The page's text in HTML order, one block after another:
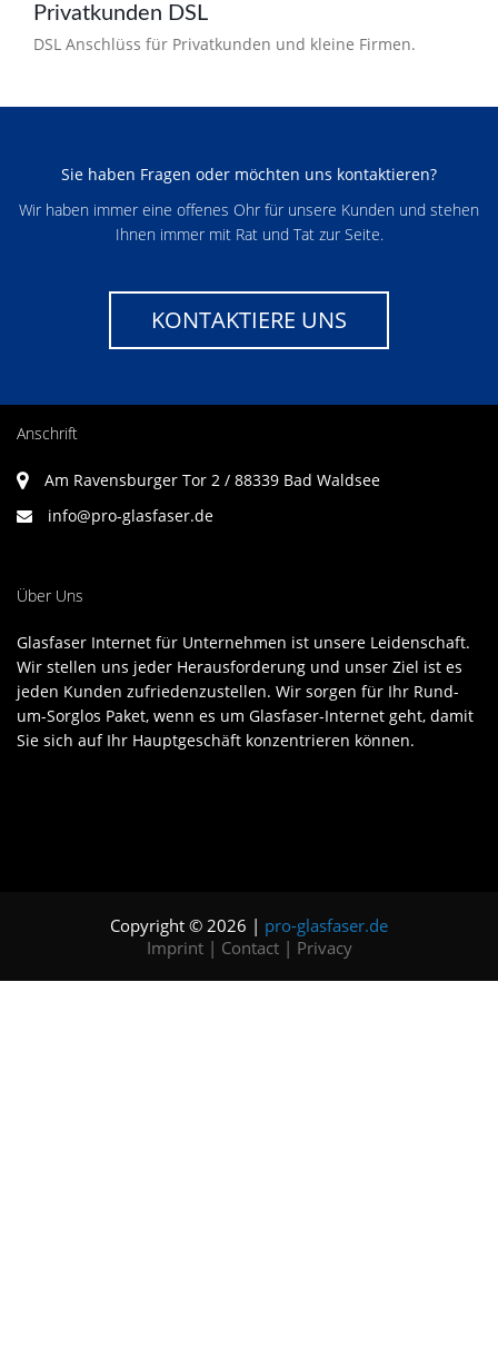
Privatkunden DSL
DSL Anschlüss für Privatkunden und kleine Firmen.
Sie haben Fragen oder möchten uns kontaktieren?
Wir haben immer eine offenes Ohr für unsere Kunden und stehen
Ihnen immer mit Rat und Tat zur Seite.
KONTAKTIERE UNS
Anschrift
Am Ravensburger Tor 2 / 88339 Bad Waldsee
info@pro-glasfaser.de
Über Uns
Glasfaser Internet für Unternehmen ist unsere Leidenschaft.
Wir stellen uns jeder Herausforderung und unser Ziel ist es
jeden Kunden zufriedenzustellen. Wir sorgen für Ihr Rund-
um-Sorglos Paket, wenn es um Glasfaser-Internet geht, damit
Sie sich auf Ihr Hauptgeschäft konzentrieren können.
Copyright © 2026 | pro-glasfaser.de
Imprint| Contact| Privacy